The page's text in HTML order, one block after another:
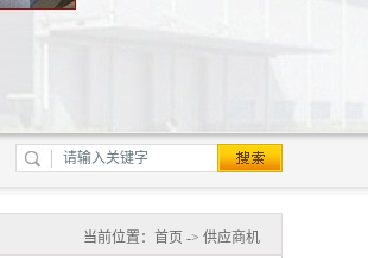
当前位置： 首页 -> 供应商机